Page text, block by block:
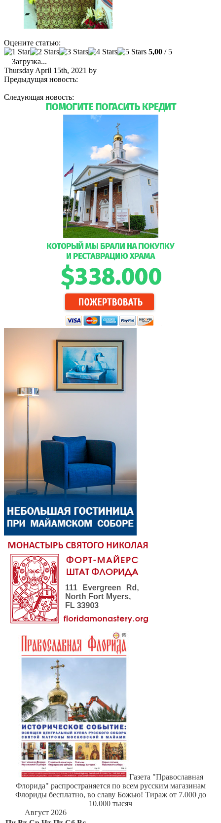
Оцените статью:
5,00 / 5
Загрузка...
Thursday April 15th, 2021 by
Предыдущая новость:
Следующая новость:
Газета "Православная
Флорида" распространяется по всем русским магазинам
Флориды бесплатно, во славу Божью! Тираж от 7.000 до
10.000 тысяч
Август 2026